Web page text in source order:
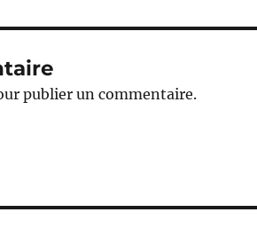
publier un commentaire.